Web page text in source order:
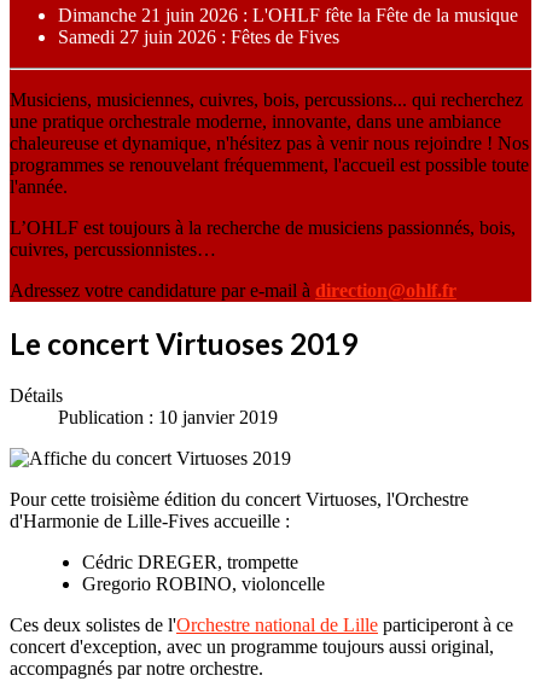
Dimanche 21 juin 2026 : L'OHLF fête la Fête de la musique
Samedi 27 juin 2026 : Fêtes de Fives
Musiciens, musiciennes, cuivres, bois, percussions... qui recherchez
une pratique orchestrale moderne, innovante, dans une ambiance
chaleureuse et dynamique, n'hésitez pas à venir nous rejoindre ! Nos
programmes se renouvelant fréquemment, l'accueil est possible toute
l'année.
L’OHLF est toujours à la recherche de musiciens passionnés, bois,
cuivres, percussionnistes…
Adressez votre candidature par e-mail à direction@ohlf.fr
Le concert Virtuoses 2019
Détails
Publication : 10 janvier 2019
Pour cette troisième édition du concert Virtuoses, l'Orchestre
d'Harmonie de Lille-Fives accueille :
Cédric DREGER, trompette
Gregorio ROBINO, violoncelle
Ces deux solistes de l'Orchestre national de Lille participeront à ce
concert d'exception, avec un programme toujours aussi original,
accompagnés par notre orchestre.